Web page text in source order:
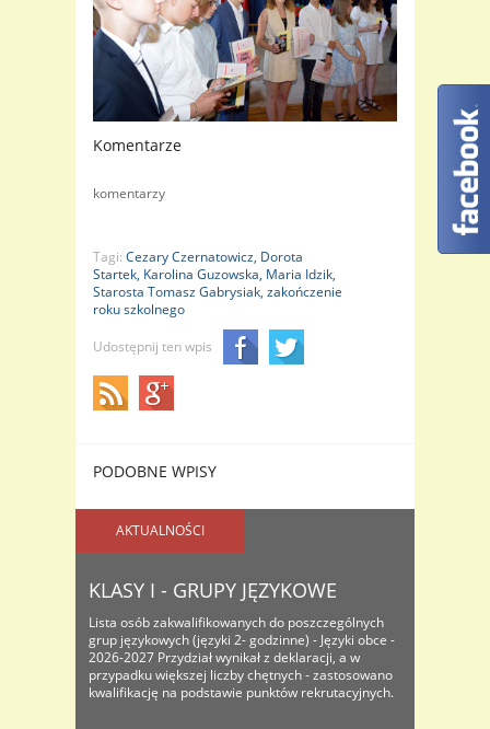
Komentarze
komentarzy
Tagi: Cezary Czernatowicz, Dorota
Startek, Karolina Guzowska, Maria Idzik,
Starosta Tomasz Gabrysiak, zakończenie
roku szkolnego
Udostępnij ten wpis
PODOBNE WPISY
AKTUALNOŚCI
KLASY I - GRUPY JĘZYKOWE
Lista osób zakwalifikowanych do poszczególnych
grup językowych (języki 2- godzinne) - Języki obce -
2026-2027 Przydział wynikał z deklaracji, a w
przypadku większej liczby chętnych - zastosowano
kwalifikację na podstawie punktów rekrutacyjnych.